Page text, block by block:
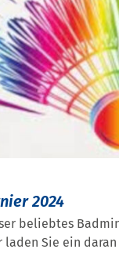
2024
beliebtes
laden Sie ein